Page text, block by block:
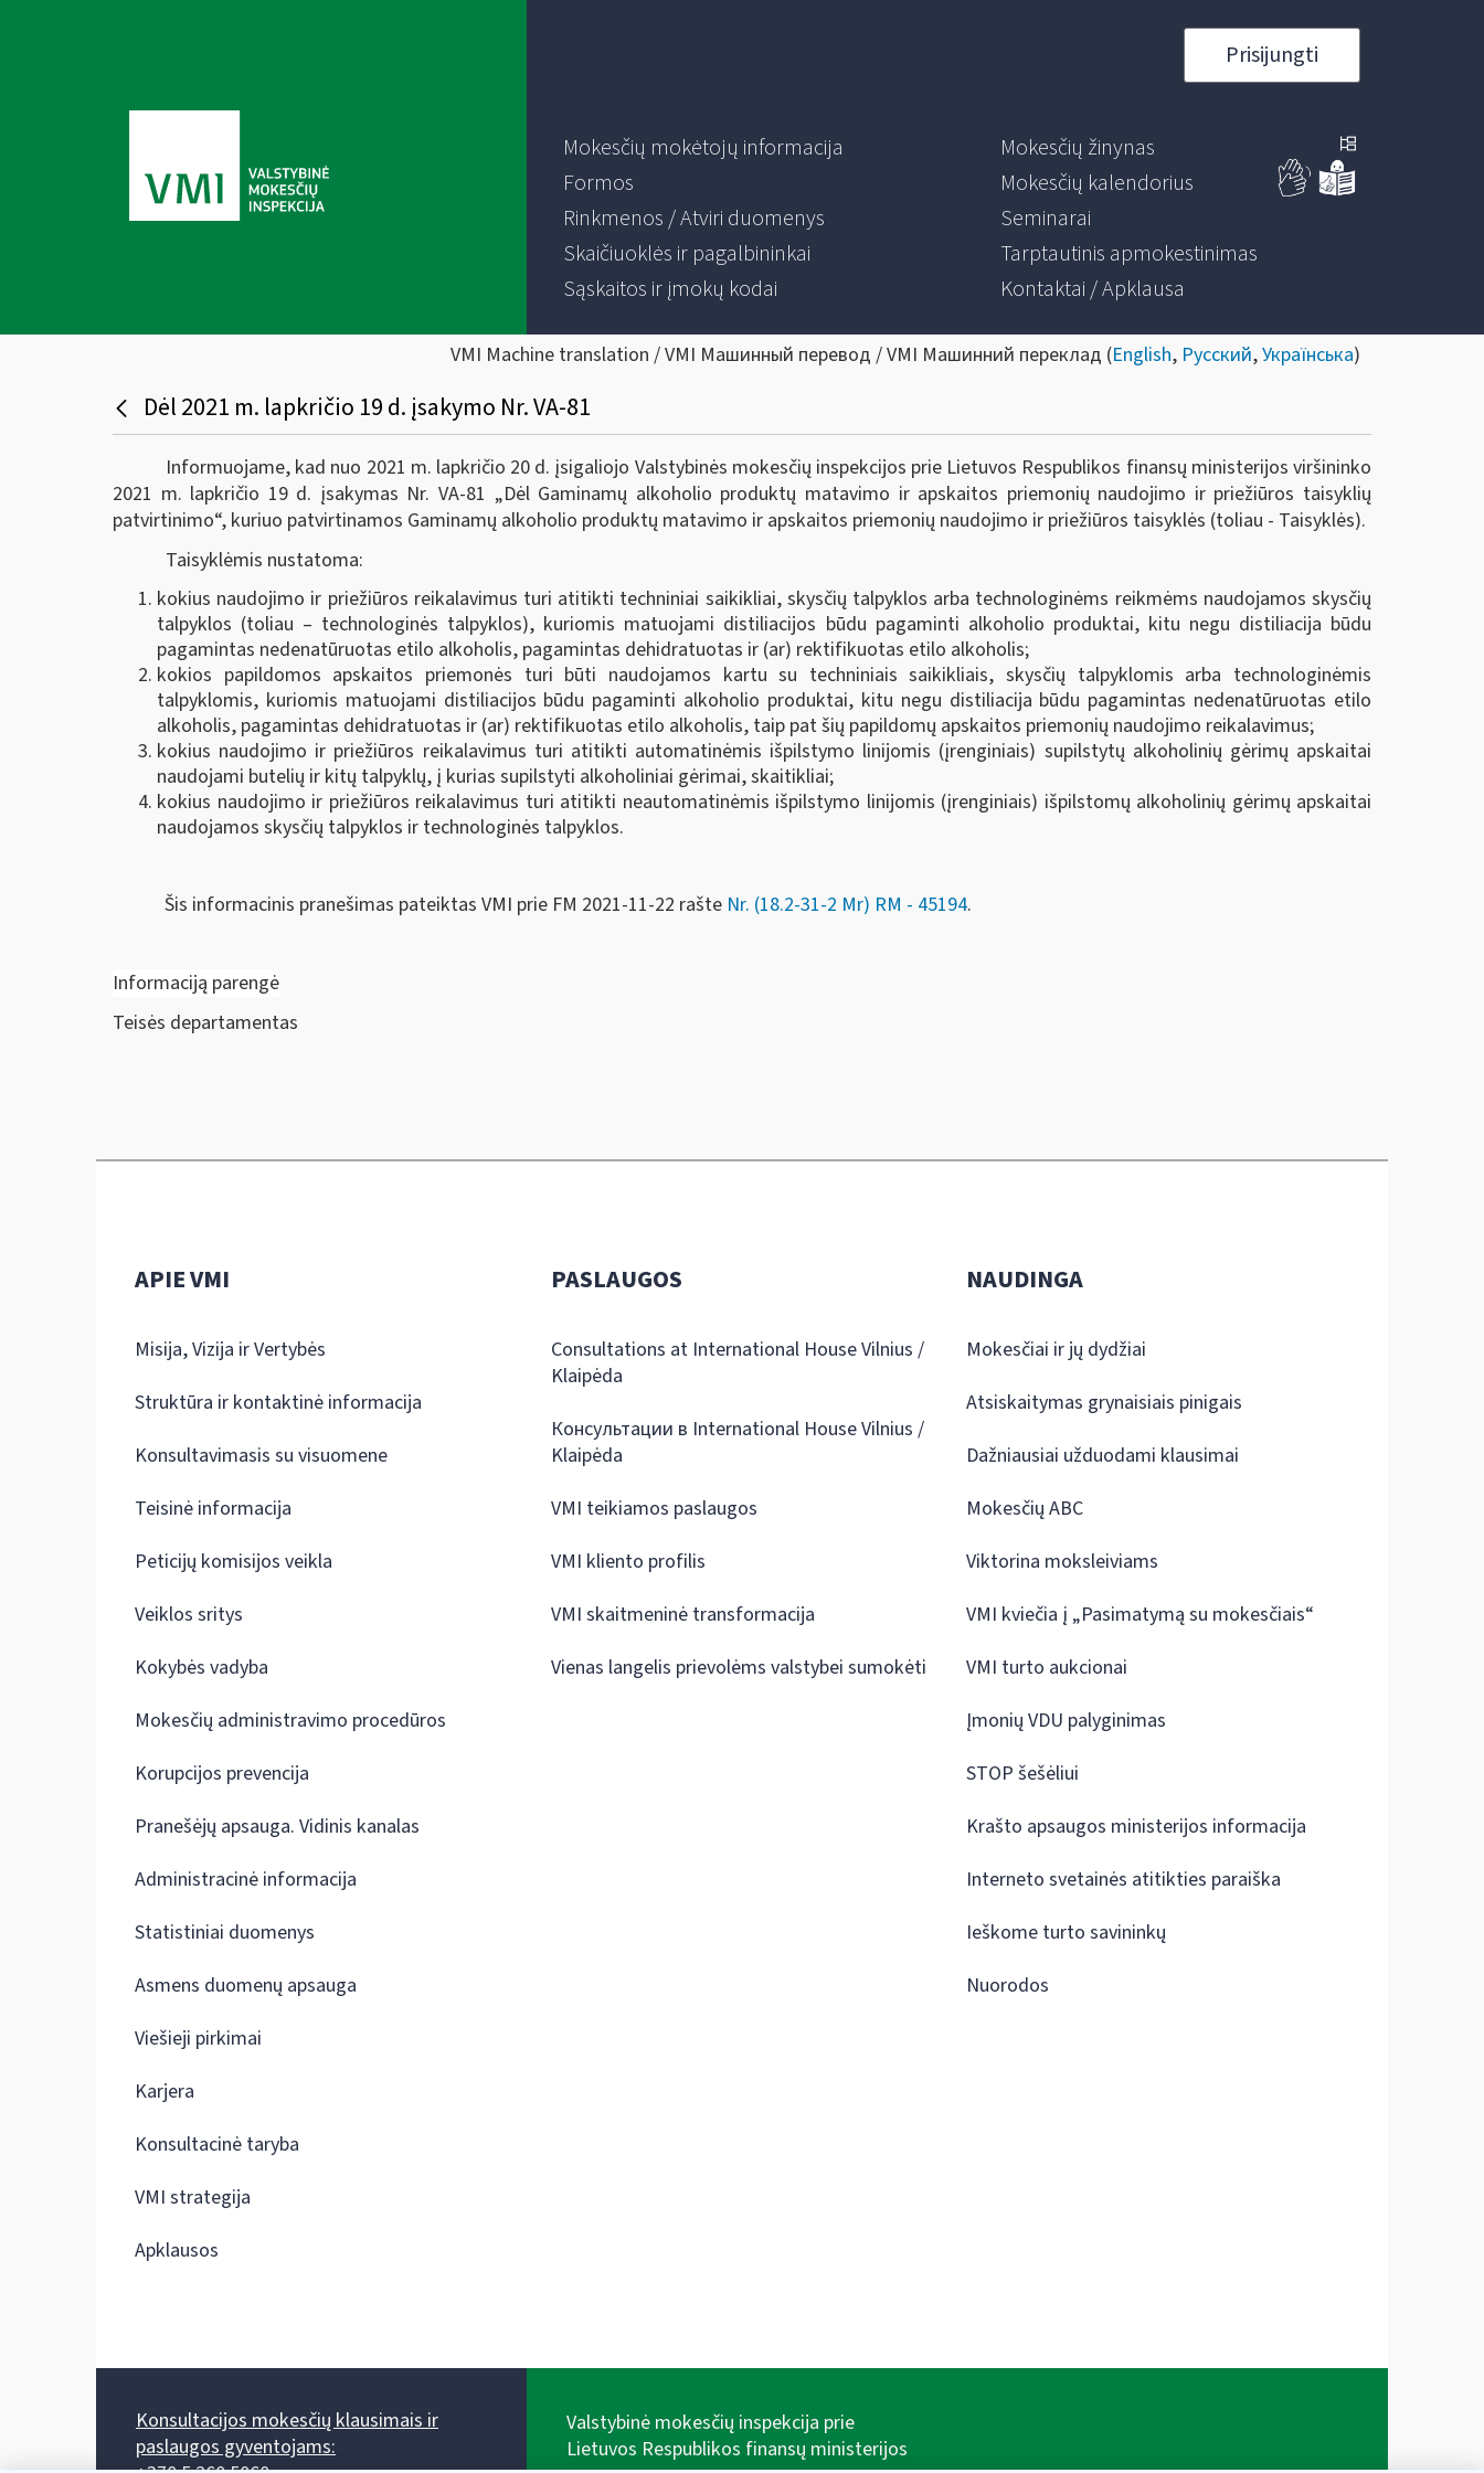
Prisijungti
Mokesčių mokėtojų informacija
Formos
Rinkmenos / Atviri duomenys
Skaičiuoklės ir pagalbininkai
Sąskaitos ir įmokų kodai
Mokesčių žinynas
Mokesčių kalendorius
Seminarai
Tarptautinis apmokestinimas
Kontaktai / Apklausa
VMI Machine translation / VMI Машинный перевод / VMI Машинний переклад (English, Русский,Українська)
Dėl 2021 m. lapkričio 19 d. įsakymo Nr. VA-81
Informuojame, kad nuo 2021 m. lapkričio 20 d. įsigaliojo Valstybinės mokesčių inspekcijos prie Lietuvos Respublikos finansų ministerijos viršininko
2021 m. lapkričio 19 d. įsakymas Nr. VA-81 „Dėl Gaminamų alkoholio produktų matavimo ir apskaitos priemonių naudojimo ir priežiūros taisyklių
patvirtinimo“, kuriuo patvirtinamos Gaminamų alkoholio produktų matavimo ir apskaitos priemonių naudojimo ir priežiūros taisyklės (toliau - Taisyklės).
Taisyklėmis nustatoma:
kokius naudojimo ir priežiūros reikalavimus turi atitikti techniniai saikikliai, skysčių talpyklos arba technologinėms reikmėms naudojamos skysčių
talpyklos (toliau – technologinės talpyklos), kuriomis matuojami distiliacijos būdu pagaminti alkoholio produktai, kitu negu distiliacija būdu
pagamintas nedenatūruotas etilo alkoholis, pagamintas dehidratuotas ir (ar) rektifikuotas etilo alkoholis;
kokios papildomos apskaitos priemonės turi būti naudojamos kartu su techniniais saikikliais, skysčių talpyklomis arba technologinėmis
talpyklomis, kuriomis matuojami distiliacijos būdu pagaminti alkoholio produktai, kitu negu distiliacija būdu pagamintas nedenatūruotas etilo
alkoholis, pagamintas dehidratuotas ir (ar) rektifikuotas etilo alkoholis, taip pat šių papildomų apskaitos priemonių naudojimo reikalavimus;
kokius naudojimo ir priežiūros reikalavimus turi atitikti automatinėmis išpilstymo linijomis (įrenginiais) supilstytų alkoholinių gėrimų apskaitai
naudojami butelių ir kitų talpyklų, į kurias supilstyti alkoholiniai gėrimai, skaitikliai;
kokius naudojimo ir priežiūros reikalavimus turi atitikti neautomatinėmis išpilstymo linijomis (įrenginiais) išpilstomų alkoholinių gėrimų apskaitai
naudojamos skysčių talpyklos ir technologinės talpyklos.
Šis informacinis pranešimas pateiktas VMI prie FM 2021-11-22 rašte Nr. (18.2-31-2 Mr) RM - 45194.
Informaciją parengė
Teisės departamentas
APIE VMI
Misija, Vizija ir Vertybės
Struktūra ir kontaktinė informacija
Konsultavimasis su visuomene
Teisinė informacija
Peticijų komisijos veikla
Veiklos sritys
Kokybės vadyba
Mokesčių administravimo procedūros
Korupcijos prevencija
Pranešėjų apsauga. Vidinis kanalas
Administracinė informacija
Statistiniai duomenys
Asmens duomenų apsauga
Viešieji pirkimai
Karjera
Konsultacinė taryba
VMI strategija
Apklausos
PASLAUGOS
Consultations at International House Vilnius /
Klaipėda
Консультации в International House Vilnius /
Klaipėda
VMI teikiamos paslaugos
VMI kliento profilis
VMI skaitmeninė transformacija
Vienas langelis prievolėms valstybei sumokėti
NAUDINGA
Mokesčiai ir jų dydžiai
Atsiskaitymas grynaisiais pinigais
Dažniausiai užduodami klausimai
Mokesčių ABC
Viktorina moksleiviams
VMI kviečia į „Pasimatymą su mokesčiais“
VMI turto aukcionai
Įmonių VDU palyginimas
STOP šešėliui
Krašto apsaugos ministerijos informacija
Interneto svetainės atitikties paraiška
Ieškome turto savininkų
Nuorodos
Konsultacijos mokesčių klausimais ir
paslaugos gyventojams:
Valstybinė mokesčių inspekcija prie
Lietuvos Respublikos finansų ministerijos